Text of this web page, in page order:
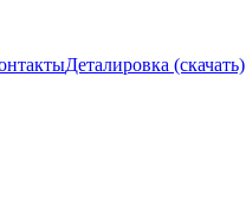
Деталировка (скачать)